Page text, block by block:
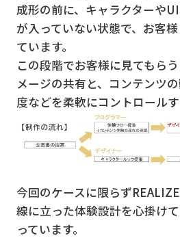
成形の前に、キャラクターや
が入っていない状態で、お客
ています。
この段階でお客様に見てもら
メージの共有と、コンテンツ
度などを柔軟にコントロールす
今回のケースに限らず
線に立った体験設計を心掛け
っています。